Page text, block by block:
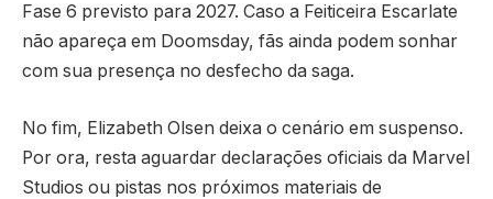
Fase 6 previsto para 2027. Caso a Feiticeira Escarlate
não apareça em Doomsday, fãs ainda podem sonhar
com sua presença no desfecho da saga.
No fim, Elizabeth Olsen deixa o cenário em suspenso.
Por ora, resta aguardar declarações oficiais da Marvel
Studios ou pistas nos próximos materiais de